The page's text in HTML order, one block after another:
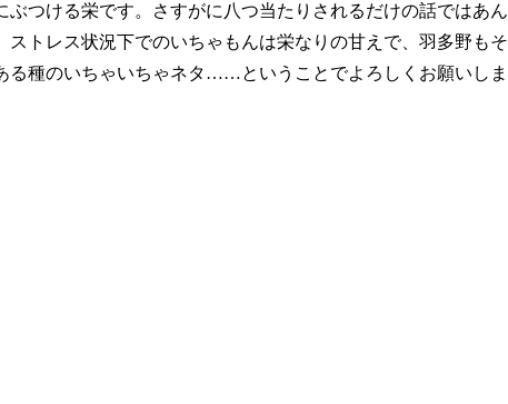
つける栄です。さすがに八つ当たりされるだけの話ではあん
ストレス状況下でのいちゃもんは栄なりの甘えで、羽多野もそ
る種のいちゃいちゃネタ……ということでよろしくお願いしま